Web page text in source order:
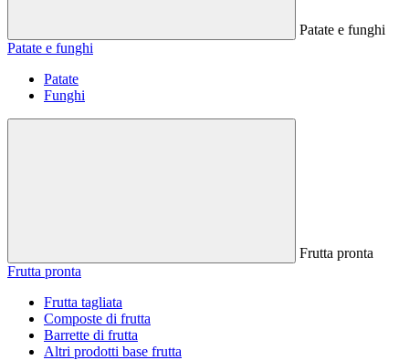
Patate e funghi
Patate e funghi
Patate
Funghi
Frutta pronta
Frutta pronta
Frutta tagliata
Composte di frutta
Barrette di frutta
Altri prodotti base frutta